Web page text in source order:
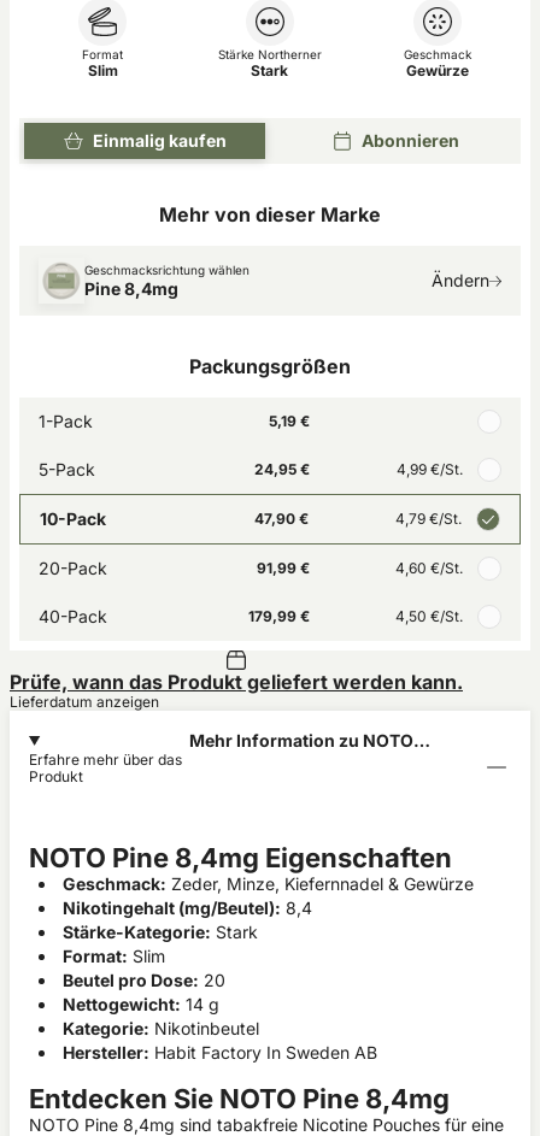
Einmalig kaufen Abonnieren
Format
Slim
Stärke Northerner
Stark
Geschmack
Gewürze
Mehr von dieser Marke
Geschmacksrichtung wählen
Pine 8,4mg Ändern
Packungsgrößen
1-Pack 5,19 €
5-Pack 24,95 € 4,99 €/St.
10-Pack 47,90 € 4,79 €/St.
20-Pack 91,99 € 4,60 €/St.
40-Pack 179,99 € 4,50 €/St.
Prüfe, wann das Produkt geliefert werden kann.
Lieferdatum anzeigen
Mehr Information zu NOTO
Erfahre mehr über das
Produkt
NOTO Pine 8,4mg Eigenschaften
Geschmack: Zeder, Minze, Kiefernnadel & Gewürze
Nikotingehalt (mg/Beutel): 8,4
Stärke-Kategorie: Stark
Format: Slim
Beutel pro Dose: 20
Nettogewicht: 14 g
Kategorie: Nikotinbeutel
Hersteller: Habit Factory In Sweden AB
Entdecken Sie NOTO Pine 8,4mg
NOTO Pine 8,4mg sind tabakfreie Nicotine Pouches für eine